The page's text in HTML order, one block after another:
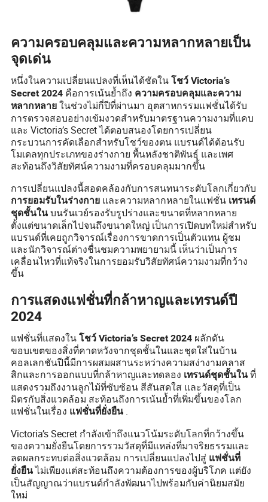
ความครอบคลุมและความหลากหลายเป็น
จุดเด่น
หนึ่งในความเปลี่ยนแปลงที่เห็นได้ชัดในโชว์ Victoria’s
Secret 2024 คือการเน้นย้ำถึง ความครอบคลุมและความ
หลากหลายในช่วงไม่กี่ปีที่ผ่านมา อุตสาหกรรมแฟชั่นได้รับ
การตรวจสอบอย่างเข้มงวดสำหรับมาตรฐานความงามที่แคบ
และ Victoria’s Secret ได้ตอบสนองโดยการเปลี่ยน
กระบวนการคัดเลือกสำหรับโชว์ของตน แบรนด์ได้ต้อนรับ
โมเดลทุกประเภทของร่างกาย พื้นหลังชาติพันธุ์ และเพศ
สะท้อนถึงวิสัยทัศน์ความงามที่ครอบคลุมมากขึ้น
การเปลี่ยนแปลงนี้สอดคล้องกับการสนทนาระดับโลกเกี่ยวกับ
การยอมรับในร่างกาย และความหลากหลายในแฟชั่น เทรนด์
ชุดชั้นในบนรันเวย์รองรับรูปร่างและขนาดที่หลากหลาย
ตั้งแต่ขนาดเล็กไปจนถึงขนาดใหญ่ เป็นการเปิดบทใหม่สำหรับ
แบรนด์ที่เคยถูกวิจารณ์เรื่องการขาดการเป็นตัวแทน ผู้ชม
และนักวิจารณ์ต่างชื่นชมความพยายามนี้ เห็นว่าเป็นการ
เคลื่อนไหวที่แท้จริงในการยอมรับวิสัยทัศน์ความงามที่กว้าง
ขึ้น
การแสดงแฟชั่นที่กล้าหาญและเทรนด์ปี
2024
แฟชั่นที่แสดงในโชว์ Victoria’s Secret 2024 ผลักดัน
ขอบเขตของสิ่งที่คาดหวังจากชุดชั้นในและชุดใส่ในบ้าน
คอลเลกชันปีนี้มีการผสมผสานระหว่างความสง่างามคลาส
สิกและการออกแบบที่กล้าหาญและทดลอง เทรนด์ชุดชั้นในที่
แสดงรวมถึงงานลูกไม้ที่ซับซ้อน สีสันสดใส และวัสดุที่เป็น
มิตรกับสิ่งแวดล้อม สะท้อนถึงการเน้นย้ำที่เพิ่มขึ้นของโลก
แฟชั่นในเรื่อง แฟชั่นที่ยั่งยืน .
Victoria’s Secret กำลังเข้าถึงแนวโน้มระดับโลกที่กว้างขึ้น
ของความยั่งยืนโดยการรวมวัสดุที่มีแหล่งที่มาจริยธรรมและ
ลดผลกระทบต่อสิ่งแวดล้อม การเปลี่ยนแปลงไปสู่ แฟชั่นที่
ยั่งยืนไม่เพียงแต่สะท้อนถึงความต้องการของผู้บริโภค แต่ยัง
เป็นสัญญาณว่าแบรนด์กำลังพัฒนาไปพร้อมกับค่านิยมสมัย
ใหม่